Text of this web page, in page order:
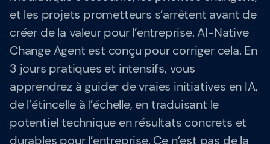
Notre équipe
SAFe 6.0
Contactez-nous
Offres d'emploi
et les projets prometteurs s’arrêtent avant de
créer de la valeur pour l’entreprise. AI-Native
Change Agent est conçu pour corriger cela. En
3 jours pratiques et intensifs, vous
apprendrez à guider de vraies initiatives en IA,
de l’étincelle à l’échelle, en traduisant le
potentiel technique en résultats concrets et
durables pour l’entreprise. Ce n’est pas de la